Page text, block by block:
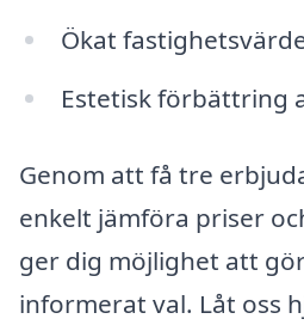
Ökat
Estetisk förbättring
Genom att få tre
enkelt jämföra priser
ger dig möjlighet att
informerat val. Låt oss